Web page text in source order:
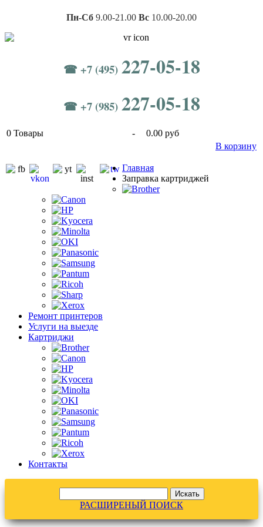
Пн-Сб 9.00-21.00 Вс 10.00-20.00
☎ +7 (495) 227-05-18
☎ +7 (985) 227-05-18
0 Товары -
0.00 руб
В корзину
Главная
Заправка картриджей
Ремонт принтеров
Услуги на выезде
Картриджи
Контакты
РАСШИРЕНЫЙ ПОИСК